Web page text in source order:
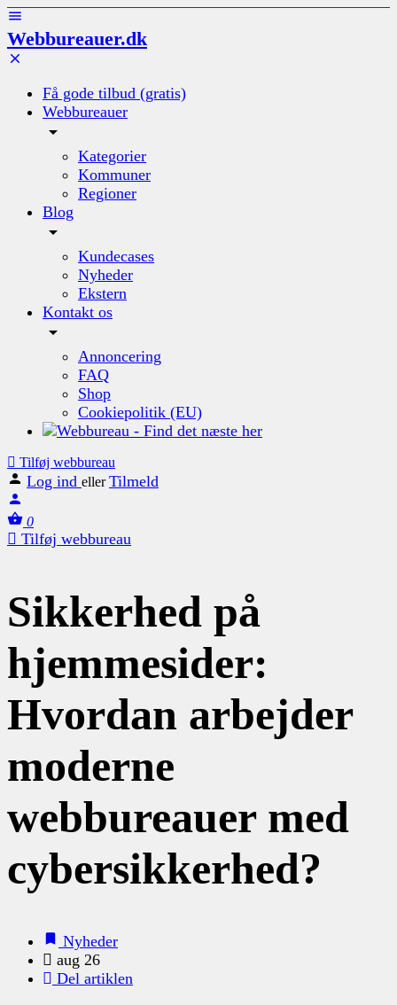
Webbureauer.dk
Få gode tilbud (gratis)
Webbureauer
Kategorier
Kommuner
Regioner
Blog
Kundecases
Nyheder
Ekstern
Kontakt os
Annoncering
FAQ
Shop
Cookiepolitik (EU)
Tilføj webbureau
Log ind eller Tilmeld
0
Tilføj webbureau
Sikkerhed på
hjemmesider:
Hvordan arbejder
moderne
webbureauer med
cybersikkerhed?
Nyheder
aug 26
Del artiklen